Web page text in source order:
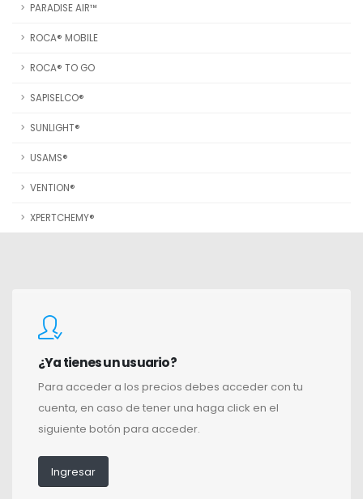
PARADISE AIR™
ROCA® MOBILE
ROCA® TO GO
SAPISELCO®
SUNLIGHT®
USAMS®
VENTION®
XPERTCHEMY®
¿Ya tienes un usuario?
Para acceder a los precios debes acceder con tu
cuenta, en caso de tener una haga click en el
siguiente botón para acceder.
Ingresar